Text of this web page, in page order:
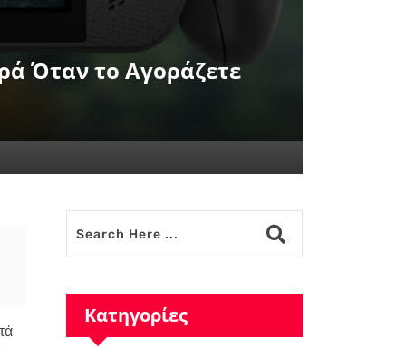
Όταν το Αγοράζετε
Κατηγορίες